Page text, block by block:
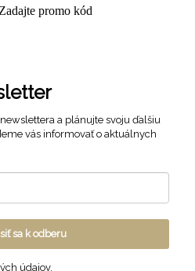
Zadajte promo kód
a plánujte svoju ďalšiu
vás informovať o aktuálnych
sa k odberu
údajov.